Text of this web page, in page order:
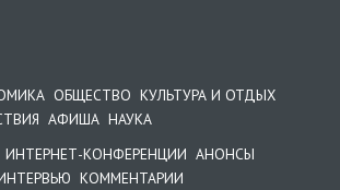
ОБЩЕСТВО КУЛЬТУРА И ОТДЫХ
АФИША НАУКА
ИНТЕРНЕТ-КОНФЕРЕНЦИИ АНОНСЫ
КОММЕНТАРИИ